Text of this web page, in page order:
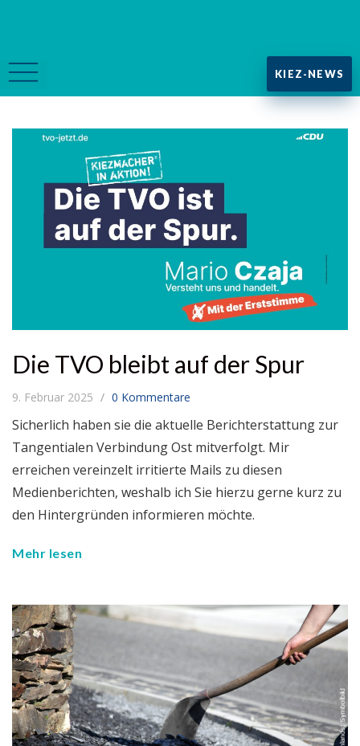
KIEZ-NEWS
Die TVO bleibt auf der Spur
9. Februar 2025 0 Kommentare
Sicherlich haben sie die aktuelle Berichterstattung zur
Tangentialen Verbindung Ost mitverfolgt. Mir
erreichen vereinzelt irritierte Mails zu diesen
Medienberichten, weshalb ich Sie hierzu gerne kurz zu
den Hintergründen informieren möchte.
Mehr lesen